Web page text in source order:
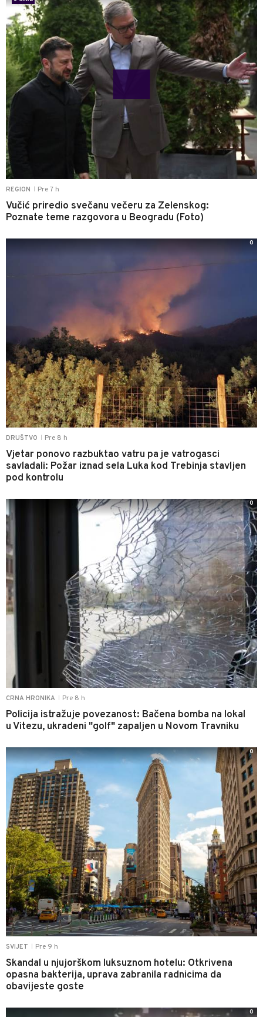
REGION Pre 7 h
Vučić priredio svečanu večeru za Zelenskog:
Poznate teme razgovora u Beogradu (Foto)
DRUŠTVO Pre 8 h
Vjetar ponovo razbuktao vatru pa je vatrogasci
savladali: Požar iznad sela Luka kod Trebinja stavljen
pod kontrolu
0
CRNA HRONIKA Pre 8 h
Policija istražuje povezanost: Bačena bomba na lokal
u Vitezu, ukradeni "golf" zapaljen u Novom Travniku
0
SVIJET Pre 9 h
Skandal u njujorškom luksuznom hotelu: Otkrivena
opasna bakterija, uprava zabranila radnicima da
obavijeste goste
0
0